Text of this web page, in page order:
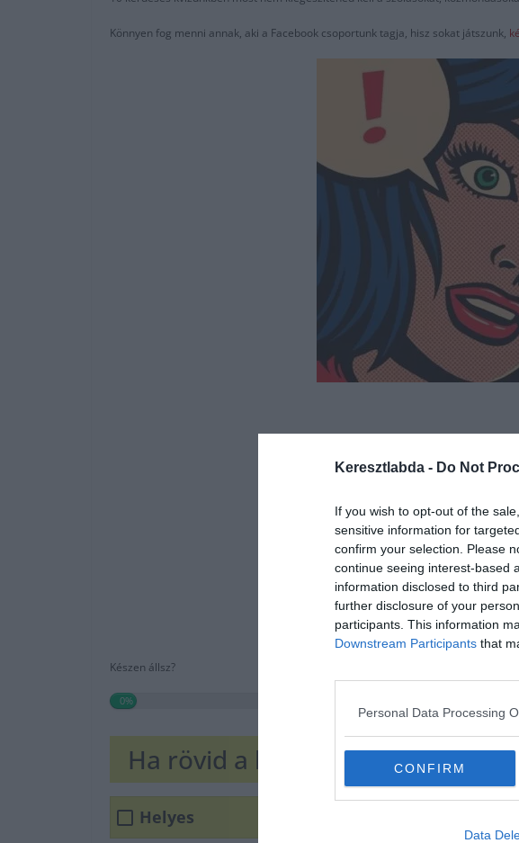
Keresztlabda - Do Not
If you wish to opt-out of the
sensitive information for
confirm your selection. Please
continue seeing interest-based
information disclosed to third
further disclosure of your
participants. This information
Downstream Participants that
Personal Data Processing
CONFIRM
Data
Könnyen fog menni annak, aki a Facebook csoportunk tagja, hisz sokat játszunk,
Készen állsz?
0%
Ha rövid a lábad, toldd meg pár
Helyes